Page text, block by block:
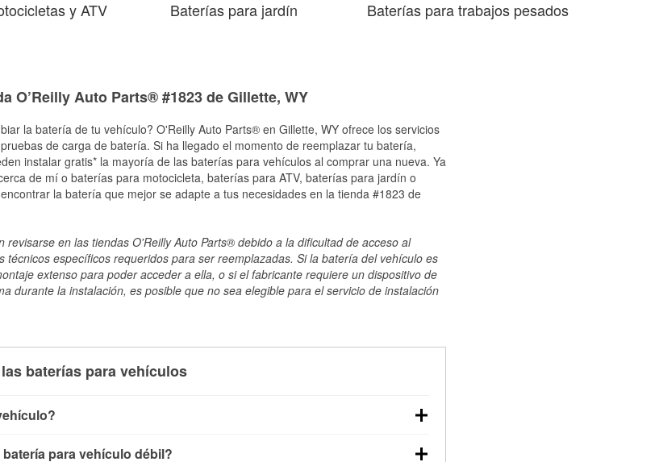
y ATV Baterías para jardín Baterías para trabajos pesados
O’Reilly Auto Parts® #1823 de Gillette, WY
la batería de tu vehículo? O'Reilly Auto Parts® en Gillette, WY ofrece los servicios
de carga de batería. Si ha llegado el momento de reemplazar tu batería,
instalar gratis* la mayoría de las baterías para vehículos al comprar una nueva. Ya
de mí o baterías para motocicleta, baterías para ATV, baterías para jardín o
la batería que mejor se adapte a tus necesidades en la tienda #1823 de
en las tiendas O'Reilly Auto Parts® debido a la dificultad de acceso al
específicos requeridos para ser reemplazadas. Si la batería del vehículo es
extenso para poder acceder a ella, o si el fabricante requiere un dispositivo de
durante la instalación, es posible que no sea elegible para el servicio de instalación
baterías para vehículos
para vehículo débil?